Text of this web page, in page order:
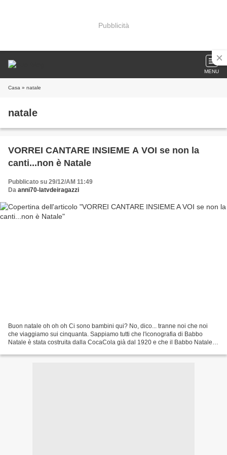
Pubblicità
MENU
Casa » natale
natale
VORREI CANTARE INSIEME A VOI se non la
canti...non è Natale
Pubblicato su 29/12/AM 11:49
Da anni70-latvdeiragazzi
Buon natale oh oh oh Ci sono bambini qui? No, dico... tranne noi che noi
che viaggiamo sui cinquanta. Sappiamo tutti che l'iconografia di Babbo
Natale è stata costruita dalla CocaCola già dal 1920 e che il Babbo Natale